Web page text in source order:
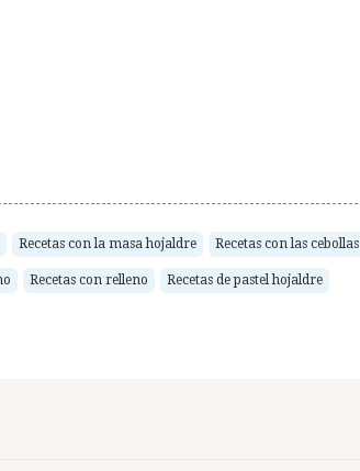
Recetas con la masa hojaldre Recetas con las cebollas
Recetas con relleno Recetas de pastel hojaldre